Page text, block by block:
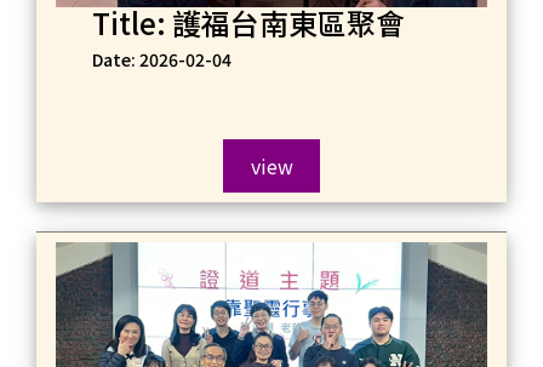
Title: 護福台南東區聚會
Date: 2026-02-04
view